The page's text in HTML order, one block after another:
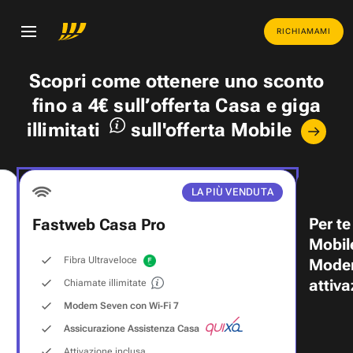
RICHIAMAMI
Scopri come ottenere uno sconto
fino a 4€ sull’offerta Casa egiga
illimitati
sull'offerta Mobile
LA PIÙ VENDUTA
Fastweb Casa Pro
Fibra Ultraveloce
Chiamate illimitate
Modem Seven con Wi‑Fi 7
Assicurazione Assistenza Casa
Per